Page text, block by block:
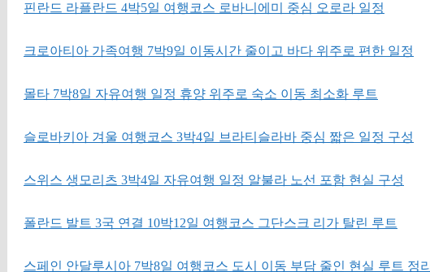
핀란드 라플란드 4박5일 여행코스 로바니에미 중심 오로라 일정
크로아티아 가족여행 7박9일 이동시간 줄이고 바다 위주로 편한 일정
몰타 7박8일 자유여행 일정 휴양 위주로 숙소 이동 최소화 루트
슬로바키아 겨울 여행코스 3박4일 브라티슬라바 중심 짧은 일정 구성
스위스 생모리츠 3박4일 자유여행 일정 알불라 노선 포함 현실 구성
폴란드 발트 3국 연결 10박12일 여행코스 그단스크 리가 탈린 루트
스페인 안달루시아 7박8일 여행코스 도시 이동 부담 줄인 현실 루트 정리